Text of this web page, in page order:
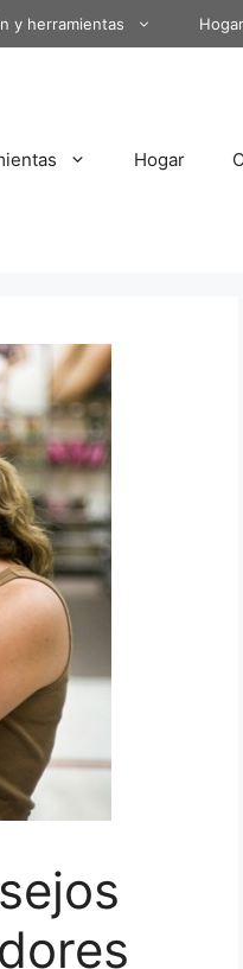
y herramientas Hogar
Hogar